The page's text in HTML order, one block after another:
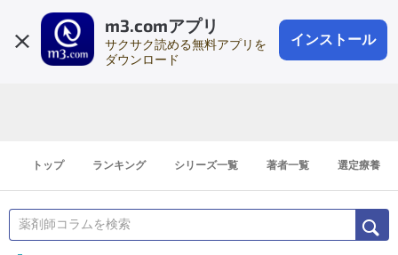
m3.comアプリ
サクサク読める無料アプリを
ダウンロード
インストール
会員登録
登録1分
トップ ランキング シリーズ一覧 著者一覧 選定療養